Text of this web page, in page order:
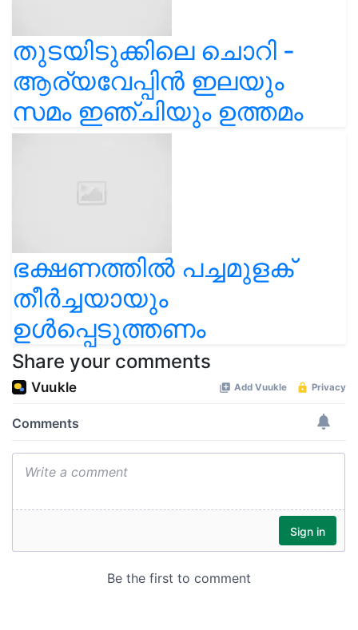
തുടയിടുക്കിലെ ചൊറി -
ആര്യവേപ്പിൻ ഇലയും
സമം ഇഞ്ചിയും ഉത്തമം
ഭക്ഷണത്തിൽ പച്ചമുളക്
തീർച്ചയായും
ഉൾപ്പെടുത്തണം
Share your comments